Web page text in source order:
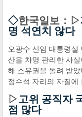
◇한국일보：▷
명 석연치 않다
오광수 신임 대통령실
산을 차명 관리한 사
해 소유권을 돌려 받
정수석 자리의 자질에
▷고위 공직자
점 많다